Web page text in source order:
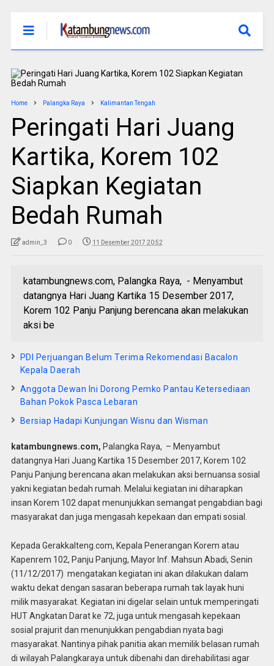
Home Palangka Raya Kalimantan Tengah
Peringati Hari Juang
Kartika, Korem 102
Siapkan Kegiatan
Bedah Rumah
admin_3 0 11 Desember 2017 20:52
katambungnews.com, Palangka Raya, - Menyambut
datangnya Hari Juang Kartika 15 Desember 2017,
Korem 102 Panju Panjung berencana akan melakukan
aksi be
PDI Perjuangan Belum Terima Rekomendasi Bacalon
Kepala Daerah
Anggota Dewan Ini Dorong Pemko Pantau Ketersediaan
Bahan Pokok Pasca Lebaran
Bersiap Hadapi Kunjungan Wisnu dan Wisman
katambungnews.com, Palangka Raya, – Menyambut
datangnya Hari Juang Kartika 15 Desember 2017, Korem 102
Panju Panjung berencana akan melakukan aksi bernuansa sosial
yakni kegiatan bedah rumah. Melalui kegiatan ini diharapkan
insan Korem 102 dapat menunjukkan semangat pengabdian bagi
masyarakat dan juga mengasah kepekaan dan empati sosial.
Kepada Gerakkalteng.com, Kepala Penerangan Korem atau
Kapenrem 102, Panju Panjung, Mayor Inf. Mahsun Abadi, Senin
(11/12/2017) mengatakan kegiatan ini akan dilakukan dalam
waktu dekat dengan sasaran beberapa rumah tak layak huni
milik masyarakat. Kegiatan ini digelar selain untuk memperingati
HUT Angkatan Darat ke 72, juga untuk mengasah kepekaan
sosial prajurit dan menunjukkan pengabdian nyata bagi
masyarakat. Nantinya pihak panitia akan memilik belasan rumah
di wilayah Palangkaraya untuk dibenahi dan direhabilitasi agar